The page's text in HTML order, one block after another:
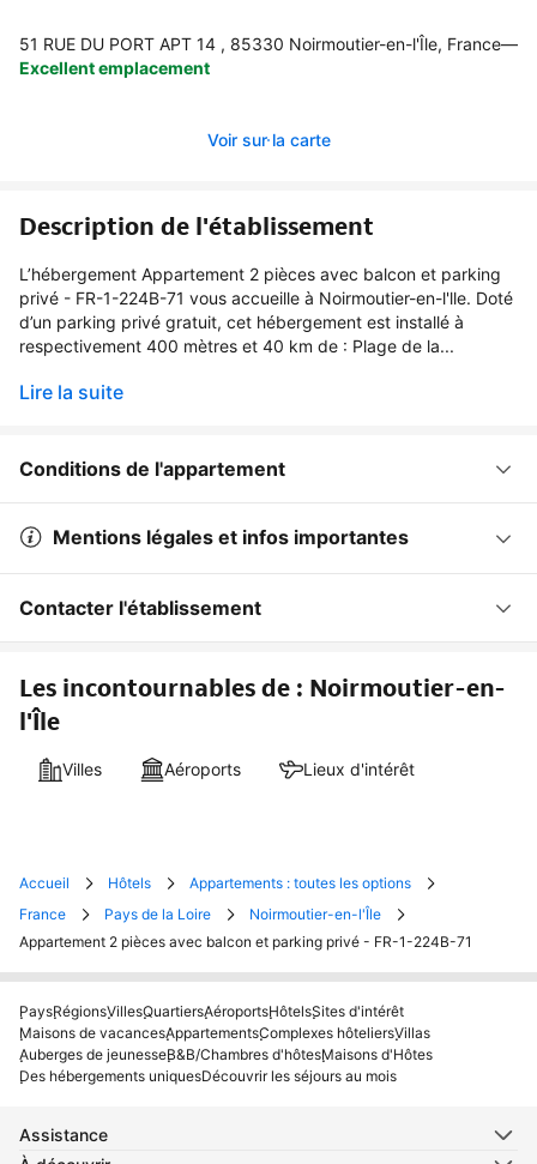
51 RUE DU PORT APT 14 , 85330 Noirmoutier-en-l'Île, France—
Excellent emplacement
Voir sur la carte
Description de l'établissement
L’hébergement Appartement 2 pièces avec balcon et parking
privé - FR-1-224B-71 vous accueille à Noirmoutier-en-l'lle. Doté
d’un parking privé gratuit, cet hébergement est installé à
respectivement 400 mètres et 40 km de : Plage de la...
Lire la suite
Conditions de l'appartement
Mentions légales et infos importantes
Contacter l'établissement
Les incontournables de : Noirmoutier-en-
l'Île
Villes Aéroports Lieux d'intérêt
Accueil Hôtels
Appartements : toutes les options
France
Pays de la Loire
Noirmoutier-en-l'Île
Appartement 2 pièces avec balcon et parking privé - FR-1-224B-71
PaysRégionsVillesQuartiersAéroportsHôtelsSites d'intérêt
Maisons de vacancesAppartementsComplexes hôteliersVillas
Auberges de jeunesseB&B/Chambres d'hôtesMaisons d'Hôtes
Des hébergements uniquesDécouvrir les séjours au mois
Assistance